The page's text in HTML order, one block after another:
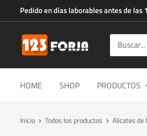
directamente
contenido
Pedido en días laborables antes de las
123forja.es
HOME SHOP PRODUCTOS
Inicio Todos los productos Alicates de